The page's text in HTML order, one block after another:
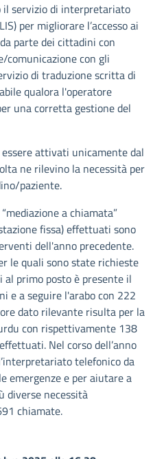
il servizio di interpretariato
per migliorare l’accesso ai
parte dei cittadini con
comunicazione con gli
di traduzione scritta di
qualora l'operatore
una corretta gestione del
attivati unicamente dal
ne rilevino la necessità per
paziente.
a chiamata”
fissa) effettuati sono
dell'anno precedente.
le quali sono state richieste
primo posto è presente il
e a seguire l'arabo con 222
dato rilevante risulta per la
con rispettivamente 138
Nel corso dell’anno
telefonico da
emergenze e per aiutare a
diverse necessità
chiamate.